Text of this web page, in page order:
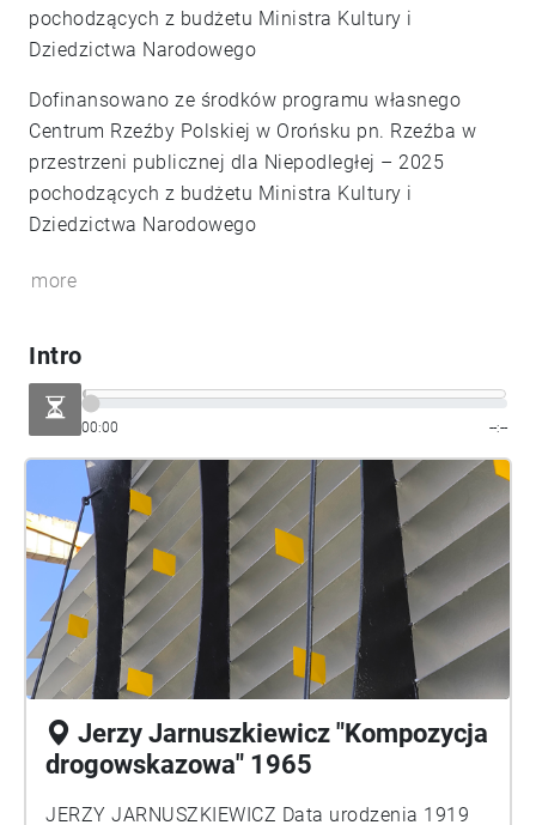
pochodzących z budżetu Ministra Kultury i
Dziedzictwa Narodowego
Dofinansowano ze środków programu własnego
Centrum Rzeźby Polskiej w Orońsku pn. Rzeźba w
przestrzeni publicznej dla Niepodległej – 2025
pochodzących z budżetu Ministra Kultury i
Dziedzictwa Narodowego
more
Intro
00:00 --:--
Jerzy Jarnuszkiewicz "Kompozycja
drogowskazowa" 1965
JERZY JARNUSZKIEWICZ Data urodzenia 1919